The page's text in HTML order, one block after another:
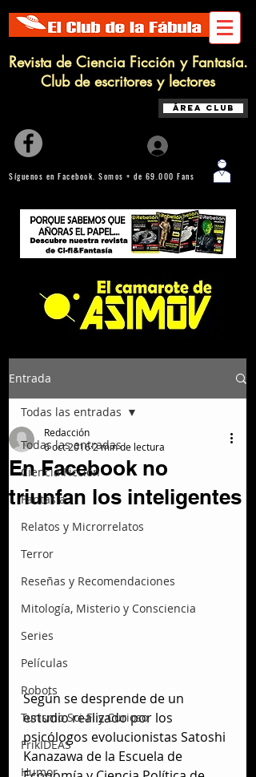
Revista de Ciencia Ficción y Fantasía.
Club de escritores y lectores
Área Club
Síguenos en Facebook. Somos + de 69.000 Fans
Entrada
Todas las entradas
Ciencia Ficción
Fantasía
Relatos y Microrrelatos
Terror
Reseñas y Recomendaciones
Mitología, Misterio y Consciencia
Series
Películas
Robots
Turismo Sci-Fi y Curioso
FrikIDEAS
Humor
Todas las entradas
En Facebook no
triunfan los inteligentes
Redacción
6 oct 20162 min de lectura
Según se desprende de un
estudio realizado por los
psicólogos evolucionistas Satoshi
Kanazawa de la Escuela de